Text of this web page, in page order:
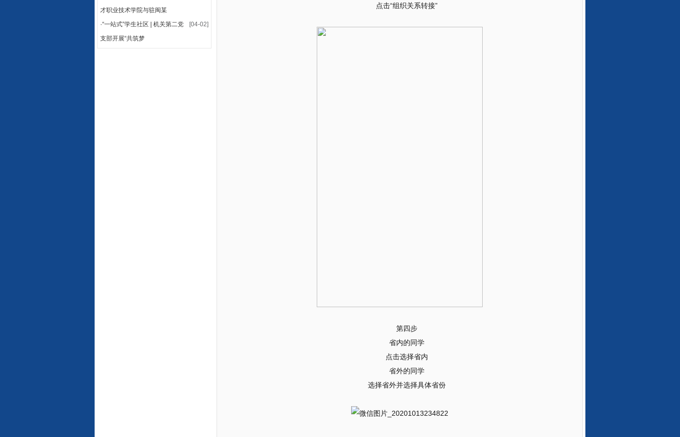
才职业技术学院与驻闽某
[04-02]
·“一站式”学生社区 | 机关第二党
支部开展“共筑梦
点击“组织关系转接”
第四步
省内的同学
点击选择省内
省外的同学
选择省外并选择具体省份